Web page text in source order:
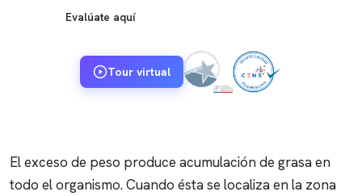
Evalúate aquí
Tour virtual
El exceso de peso produce acumulación de grasa en
todo el organismo. Cuando ésta se localiza en la zona